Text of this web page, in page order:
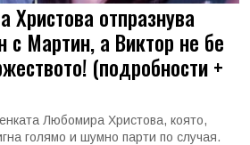
отпразнува
с Мартин, а Виктор не бе
(подробности +
Любомира Христова, която,
голямо и шумно парти по случая.